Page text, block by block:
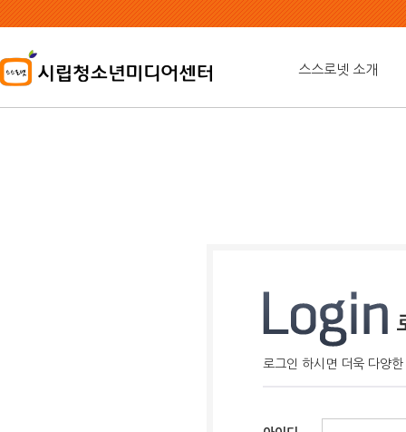
본
문
용
바
가
스스로넷 소개
로그인 하시면 더욱 다양